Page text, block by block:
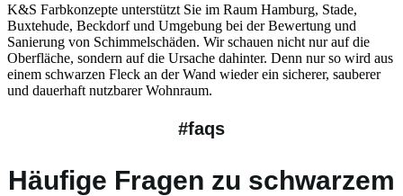
K&S Farbkonzepte unterstützt Sie im Raum Hamburg, Stade,
Buxtehude, Beckdorf und Umgebung bei der Bewertung und
Sanierung von Schimmelschäden. Wir schauen nicht nur auf die
Oberfläche, sondern auf die Ursache dahinter. Denn nur so wird aus
einem schwarzen Fleck an der Wand wieder ein sicherer, sauberer
und dauerhaft nutzbarer Wohnraum.
#faqs
Häufige Fragen zu schwarzem